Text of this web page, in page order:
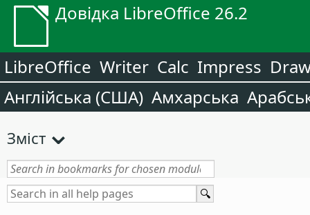
Довідка LibreOffice 26.2
LibreOffice Writer Calc Impress
Англійська (США) Амхарська
Зміст